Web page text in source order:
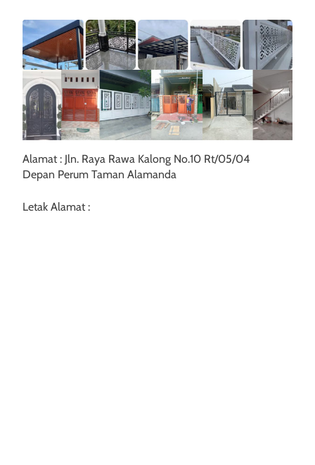
Alamat : Jln. Raya Rawa Kalong No.10 Rt/05/04
Depan Perum Taman Alamanda
Letak Alamat :